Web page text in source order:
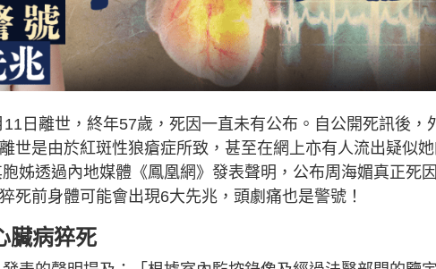
日離世，終年57歲，死因一直未有公布。自公開死訊後，
世是由於紅斑性狼瘡症所致，甚至在網上亦有人流出疑似
姊透過內地媒體《鳳凰網》發表聲明，公布周海媚真正死
死前身體可能會出現6大先兆，頭劇痛也是警號！
臟病猝死